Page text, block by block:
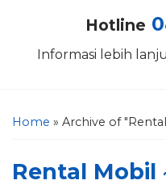
Hotline
Informasi lebih
Home » Archive of
Rental Mobil